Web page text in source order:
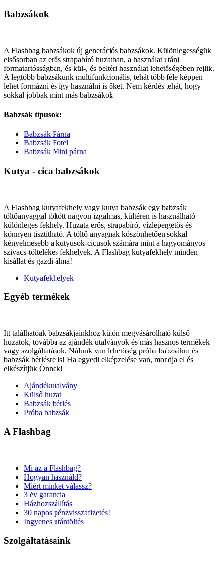
Babzsákok
A Flashbag babzsákok új generációs babzsákok. Különlegességük
elsősorban az erős strapabíró huzatban, a használat utáni
formatartósságban, és kül-, és beltéri használat lehetőségében rejlik.
A legtöbb babzsákunk multifunkcionális, tehát több féle képpen
lehet formázni és így használni is őket. Nem kérdés tehát, hogy
sokkal jobbak mint más babzsákok
Babzsák típusok:
Babzsák Párna
Babzsák Fotel
Babzsák Mini párna
Kutya - cica babzsákok
A Flashbag kutyafekhely vagy kutya babzsák egy babzsák
töltőanyaggal töltött nagyon izgalmas, kültéren is használható
különleges fekhely. Huzata erős, strapabíró, vízlepergetős és
könnyen tisztítható. A töltő anyagnak köszönhetően sokkal
kényelmesebb a kutyusok-cicusok számára mint a hagyományos
szivacs-töltelékes fekhelyek. A Flashbag kutyafekhely minden
kisállat és gazdi álma!
Kutyafekhelyek
Egyéb termékek
Itt találhatóak babzsákjainkhoz külön megvásárolható külső
huzatok, továbbá az ajándék utalványok és más hasznos termékek
vagy szolgáltatások. Nálunk van lehetőség próba babzsákra és
babzsák bérlésre is! Ha egyedi elképzelése van, mondja el és
elkészítjük Önnek!
Ajándékutalvány
Külső huzat
Babzsák bérlés
Próba babzsák
A Flashbag
Mi az a Flashbag?
Hogyan használd?
Miért minket válassz?
3 év garancia
Házhozszállítás
30 napos pénzvisszafizetés!
Ingyenes utántöltés
Szolgáltatásaink